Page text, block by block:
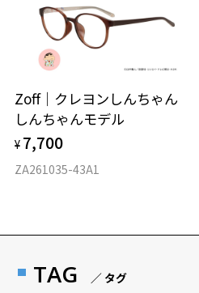
Zoff｜クレヨンしんちゃん
しんちゃんモデル
¥ 7,700
ZA261035-43A1
TAG ／ タグ